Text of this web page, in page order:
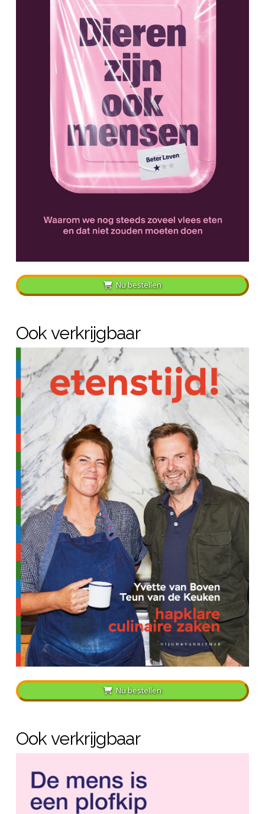
Nu bestellen
Ook verkrijgbaar
Nu bestellen
Ook verkrijgbaar